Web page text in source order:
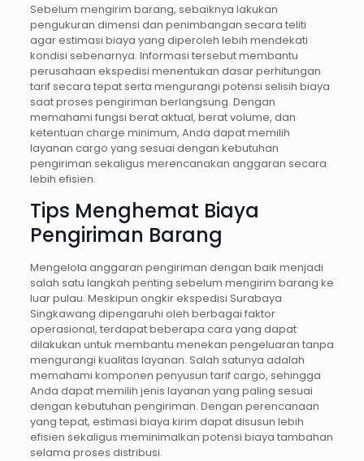
Sebelum mengirim barang, sebaiknya lakukan
pengukuran dimensi dan penimbangan secara teliti
agar estimasi biaya yang diperoleh lebih mendekati
kondisi sebenarnya. Informasi tersebut membantu
perusahaan ekspedisi menentukan dasar perhitungan
tarif secara tepat serta mengurangi potensi selisih biaya
saat proses pengiriman berlangsung. Dengan
memahami fungsi berat aktual, berat volume, dan
ketentuan charge minimum, Anda dapat memilih
layanan cargo yang sesuai dengan kebutuhan
pengiriman sekaligus merencanakan anggaran secara
lebih efisien.
Tips Menghemat Biaya
Pengiriman Barang
Mengelola anggaran pengiriman dengan baik menjadi
salah satu langkah penting sebelum mengirim barang ke
luar pulau. Meskipun ongkir ekspedisi Surabaya
Singkawang dipengaruhi oleh berbagai faktor
operasional, terdapat beberapa cara yang dapat
dilakukan untuk membantu menekan pengeluaran tanpa
mengurangi kualitas layanan. Salah satunya adalah
memahami komponen penyusun tarif cargo, sehingga
Anda dapat memilih jenis layanan yang paling sesuai
dengan kebutuhan pengiriman. Dengan perencanaan
yang tepat, estimasi biaya kirim dapat disusun lebih
efisien sekaligus meminimalkan potensi biaya tambahan
selama proses distribusi.